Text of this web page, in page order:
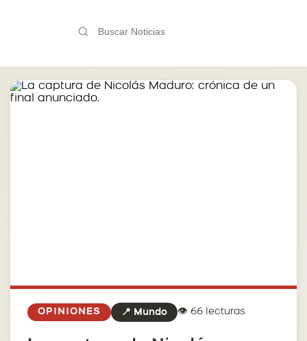
OPINIONES 📍 Mundo 👁️ 66 lecturas